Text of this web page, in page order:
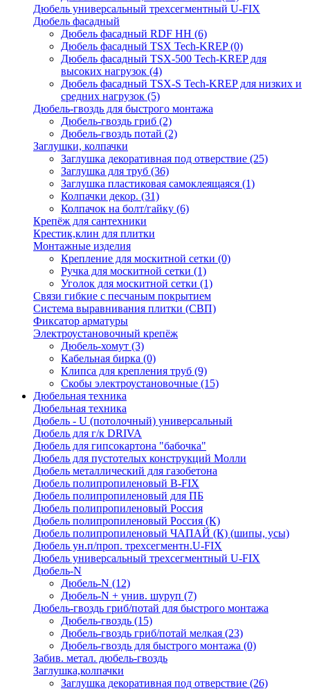
Дюбель универсальный трехсегментный U-FIX
Дюбель фасадный
Дюбель фасадный RDF НН (6)
Дюбель фасадный TSX Tech-KREP(0)
Дюбель фасадный TSX-500 Tech-KREP для
высоких нагрузок (4)
Дюбель фасадный TSX-S Tech-KREP для низких и
средних нагрузок (5)
Дюбель-гвоздь для быстрого монтажа
Дюбель-гвоздь гриб (2)
Дюбель-гвоздь потай (2)
Заглушки, колпачки
Заглушка декоративная под отверствие (25)
Заглушка для труб (36)
Заглушка пластиковая самоклеящаяся (1)
Колпачки декор. (31)
Колпачок на болт/гайку (6)
Крепёж для сантехники
Крестик,клин для плитки
Монтажные изделия
Крепление для москитной сетки (0)
Ручка для москитной сетки (1)
Уголок для москитной сетки (1)
Связи гибкие с песчаным покрытием
Система выравнивания плитки (СВП)
Фиксатор арматуры
Электроустановочный крепёж
Дюбель-хомут (3)
Кабельная бирка (0)
Клипса для крепления труб (9)
Скобы электроустановочные (15)
Дюбельная техника
Дюбельная техника
Дюбель - U (потолочный) универсальный
Дюбель для г/к DRIVA
Дюбель для гипсокартона "бабочка"
Дюбель для пустотелых конструкций Молли
Дюбель металлический для газобетона
Дюбель полипропиленовый В-FIX
Дюбель полипропиленовый для ПБ
Дюбель полипропиленовый Россия
Дюбель полипропиленовый Россия (К)
Дюбель полипропиленовый ЧАПАЙ (К) (шипы, усы)
Дюбель ун.п/проп. трехсегментн.U-FIX
Дюбель универсальный трехсегментный U-FIX
Дюбель-N
Дюбель-N (12)
Дюбель-N + унив. шуруп (7)
Дюбель-гвоздь гриб/потай для быстрого монтажа
Дюбель-гвоздь (15)
Дюбель-гвоздь гриб/потай мелкая (23)
Дюбель-гвоздь для быстрого монтажа (0)
Забив. метал. дюбель-гвоздь
Заглушка,колпачки
Заглушка декоративная под отверствие (26)